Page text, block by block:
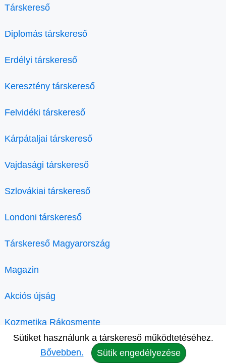
Társkereső
Diplomás társkereső
Erdélyi társkereső
Keresztény társkereső
Felvidéki társkereső
Kárpátaljai társkereső
Vajdasági társkereső
Szlovákiai társkereső
Londoni társkereső
Társkereső Magyarország
Magazin
Akciós újság
Kozmetika Rákosmente
Sütiket használunk a társkereső működtetéséhez.
Bővebben.
Sütik engedélyezése